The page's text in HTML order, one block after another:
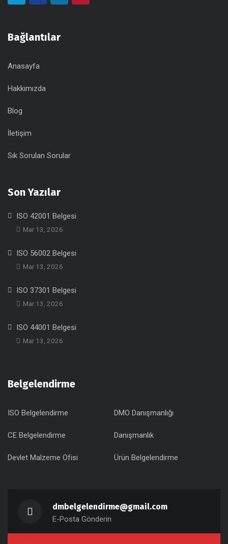
Bağlantılar
Anasayfa
Hakkımızda
Blog
İletişim
Sık Sorulan Sorular
Son Yazılar
ISO 42001 Belgesi
Mar 13, 2026
ISO 56002 Belgesi
Mar 13, 2026
ISO 37301 Belgesi
Mar 13, 2026
ISO 44001 Belgesi
Mar 13, 2026
Belgelendirme
ISO Belgelendirme DMO Danışmanlığı
CE Belgelendirme Danışmanlık
Devlet Malzeme Ofisi Ürün Belgelendirme
dmbelgelendirme@gmail.com
E-Posta Gönderin